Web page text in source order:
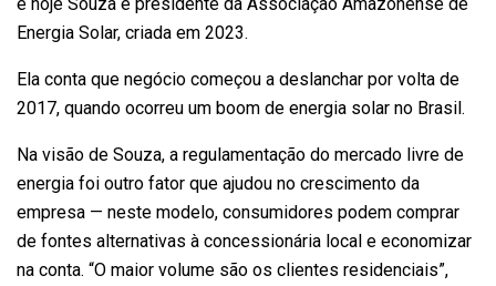
Energia Solar, criada em 2023.
Ela conta que negócio começou a deslanchar por volta de
2017, quando ocorreu um boom de energia solar no Brasil.
Na visão de Souza, a regulamentação do mercado livre de
energia foi outro fator que ajudou no crescimento da
empresa — neste modelo, consumidores podem comprar
de fontes alternativas à concessionária local e economizar
na conta. “O maior volume são os clientes residenciais”,